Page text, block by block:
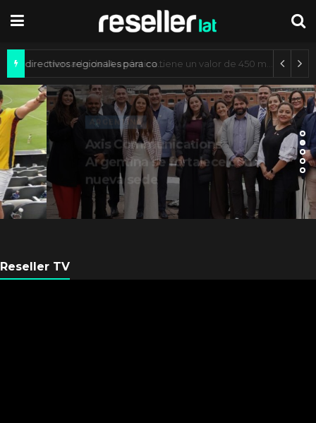
Getronics designó directivos regionales para consolidar su operación
ARGENTINA
Axis Communications
Argentina se fortalece con
nueva sede
Reseller TV